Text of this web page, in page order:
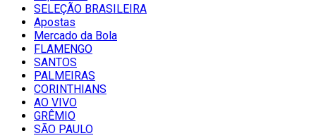
SELEÇÃO BRASILEIRA
Apostas
Mercado da Bola
FLAMENGO
SANTOS
PALMEIRAS
CORINTHIANS
AO VIVO
GRÊMIO
SĀO PAULO